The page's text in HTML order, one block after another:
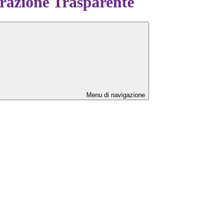
Menu di navigazione